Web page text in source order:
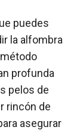
puedes
la alfombra
profunda
pelos de
rincón de
asegurar